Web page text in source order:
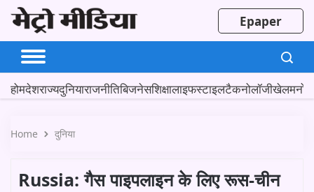
Epaper
होमदेशराज्यदुनियाराजनीतिबिजनेसशिक्षालाइफस्टाइलटैकनोलॉजीखेल
Home दुनिया
Russia: गैस पाइपलाइन के लिए रूस-चीन